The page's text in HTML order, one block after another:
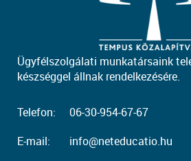
Ügyfélszolgálati munkatársaink
készséggel állnak rendelkezésére.
Telefon:
06-30-954-67-67
E-mail:
info@neteducatio.hu